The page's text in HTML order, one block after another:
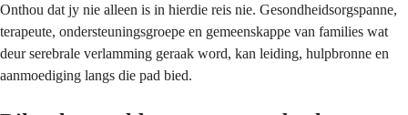
Onthou dat jy nie alleen is in hierdie reis nie. Gesondheidsorgspanne,
terapeute, ondersteuningsgroepe en gemeenskappe van families wat
deur serebrale verlamming geraak word, kan leiding, hulpbronne en
aanmoediging langs die pad bied.